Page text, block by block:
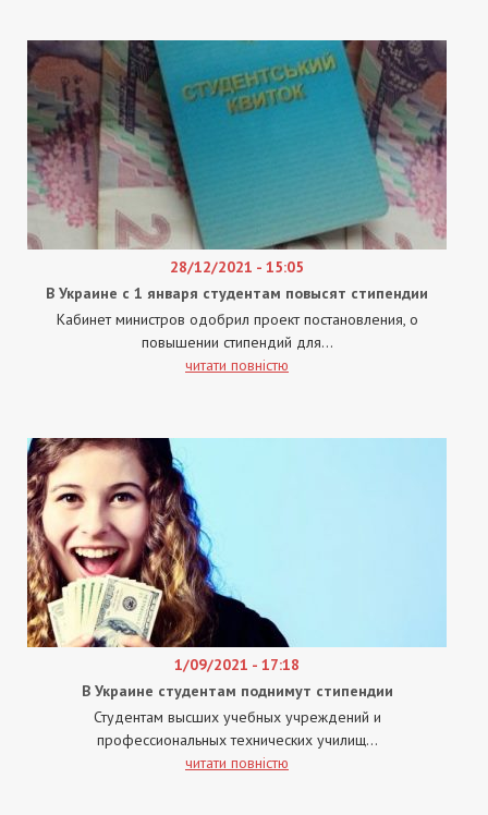
28/12/2021 - 15:05
В Украине с 1 января студентам повысят стипендии
Кабинет министров одобрил проект постановления, о
повышении стипендий для...
читати повністю
1/09/2021 - 17:18
В Украине студентам поднимут стипендии
Студентам высших учебных учреждений и
профессиональных технических училищ...
читати повністю